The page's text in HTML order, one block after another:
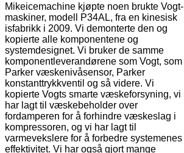
Mikeicemachine kjøpte noen brukte Vogt-
maskiner, modell P34AL, fra en kinesisk
isfabrikk i 2009. Vi demonterte den og
kopierte alle komponentene og
systemdesignet. Vi bruker de samme
komponentleverandørene som Vogt, som
Parker væskenivåsensor, Parker
konstanttrykkventil og så videre. Vi
kopierte Vogts smarte væskeforsyning, vi
har lagt til væskebeholder over
fordamperen for å forhindre væskeslag i
kompressoren, og vi har lagt til
varmevekslere for å forbedre systemenes
effektivitet. Vi har også gjort mange